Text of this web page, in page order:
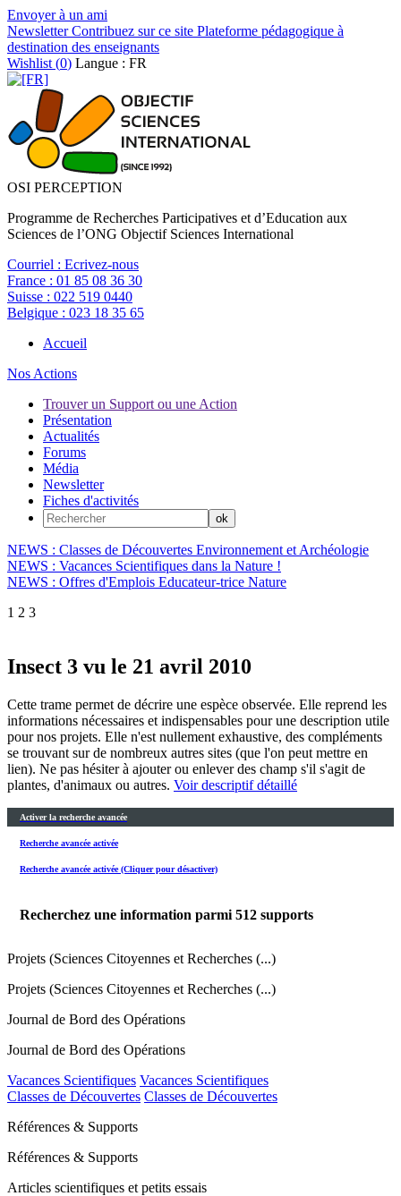
Envoyer à un ami
NewsletterContribuez sur ce site Plateforme pédagogique à
destination des enseignants
Wishlist (0) Langue : FR
OSI PERCEPTION
Programme de Recherches Participatives et d’Education aux
Sciences de l’ONG Objectif Sciences International
Courriel : Ecrivez-nous
France : 01 85 08 36 30
Suisse : 022 519 0440
Belgique : 023 18 35 65
Accueil
Nos Actions
Trouver un Support ou une Action
Présentation
Actualités
Forums
Média
Newsletter
Fiches d'activités
NEWS : Classes de Découvertes Environnement et Archéologie
NEWS : Vacances Scientifiques dans la Nature !
NEWS : Offres d'Emplois Educateur-trice Nature
1 2 3
Insect 3 vu le 21 avril 2010
Cette trame permet de décrire une espèce observée. Elle reprend les
informations nécessaires et indispensables pour une description utile
pour nos projets. Elle n'est nullement exhaustive, des compléments
se trouvant sur de nombreux autres sites (que l'on peut mettre en
lien). Ne pas hésiter à ajouter ou enlever des champ s'il s'agit de
plantes, d'animaux ou autres. Voir descriptif détaillé
Activer la recherche avancée
Recherche avancée activée
Recherche avancée activée (Cliquer pour désactiver)
Recherchez une information parmi 512 supports
Projets (Sciences Citoyennes et Recherches (...)
Projets (Sciences Citoyennes et Recherches (...)
Journal de Bord des Opérations
Journal de Bord des Opérations
Vacances Scientifiques Vacances Scientifiques
Classes de Découvertes Classes de Découvertes
Références & Supports
Références & Supports
Articles scientifiques et petits essais